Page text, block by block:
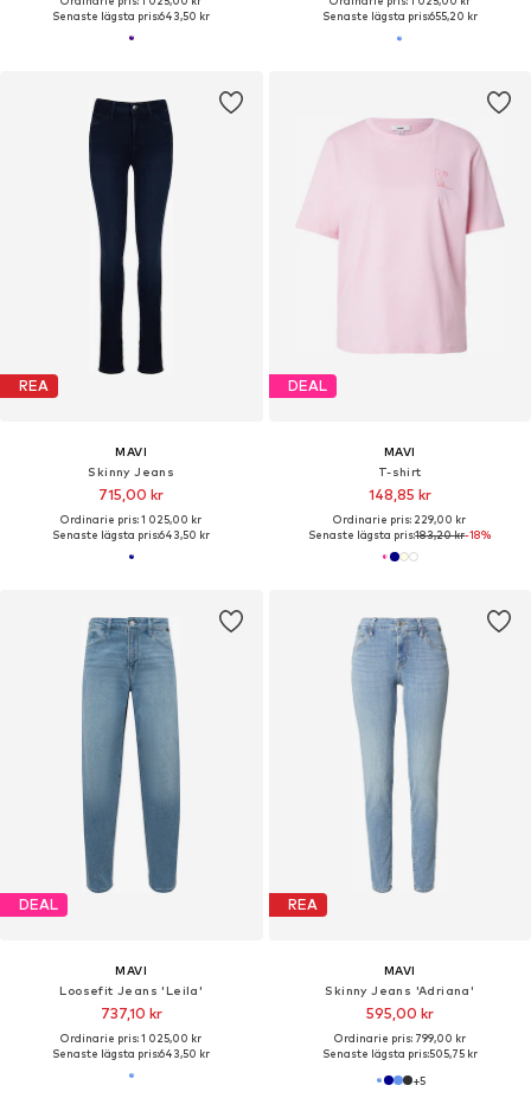
Senaste lägsta pris:643,50 kr
Senaste lägsta pris:655,20 kr
REA
MAVI
Skinny Jeans
715,00 kr
Ordinarie pris: 1 025,00 kr
Senaste lägsta pris:643,50 kr
DEAL
MAVI
T-shirt
148,85 kr
Ordinarie pris: 229,00 kr
Senaste lägsta pris:183,20 kr-18%
DEAL
MAVI
Loosefit Jeans 'Leila'
737,10 kr
Ordinarie pris: 1 025,00 kr
Senaste lägsta pris:643,50 kr
REA
MAVI
Skinny Jeans 'Adriana'
595,00 kr
Ordinarie pris: 799,00 kr
Senaste lägsta pris:505,75 kr
+5